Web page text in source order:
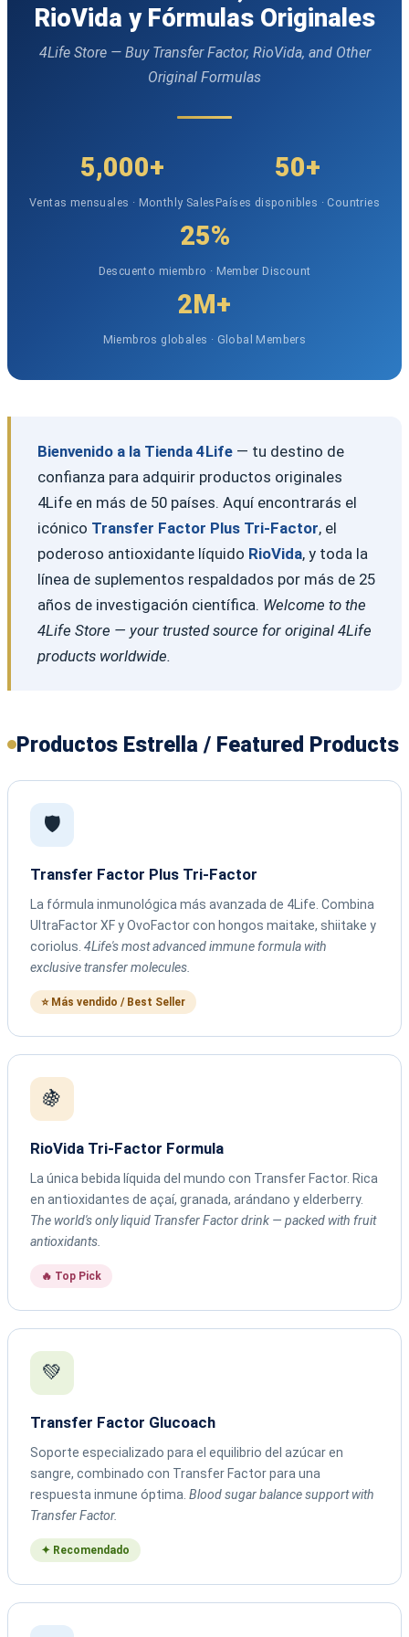
RioVida y Fórmulas Originales
4Life Store — Buy Transfer Factor, RioVida, and Other
Original Formulas
5,000+
Ventas mensuales · Monthly Sales
50+
Países disponibles · Countries
25%
Descuento miembro · Member Discount
2M+
Miembros globales · Global Members
Bienvenido a la Tienda 4Life— tu destino de
confianza para adquirir productos originales
4Life en más de 50 países. Aquí encontrarás el
icónico Transfer Factor Plus Tri-Factor, el
poderoso antioxidante líquido RioVida, y toda la
línea de suplementos respaldados por más de 25
años de investigación científica. Welcome to the
4Life Store — your trusted source for original 4Life
products worldwide.
Productos Estrella / Featured Products
🛡️
Transfer Factor Plus Tri-Factor
La fórmula inmunológica más avanzada de 4Life. Combina
UltraFactor XF y OvoFactor con hongos maitake, shiitake y
coriolus. 4Life's most advanced immune formula with
exclusive transfer molecules.
⭐ Más vendido / Best Seller
🍇
RioVida Tri-Factor Formula
La única bebida líquida del mundo con Transfer Factor. Rica
en antioxidantes de açaí, granada, arándano y elderberry.
The world's only liquid Transfer Factor drink — packed with fruit
antioxidants.
🔥 Top Pick
💚
Transfer Factor Glucoach
Soporte especializado para el equilibrio del azúcar en
sangre, combinado con Transfer Factor para una
respuesta inmune óptima. Blood sugar balance support with
Transfer Factor.
✦ Recomendado